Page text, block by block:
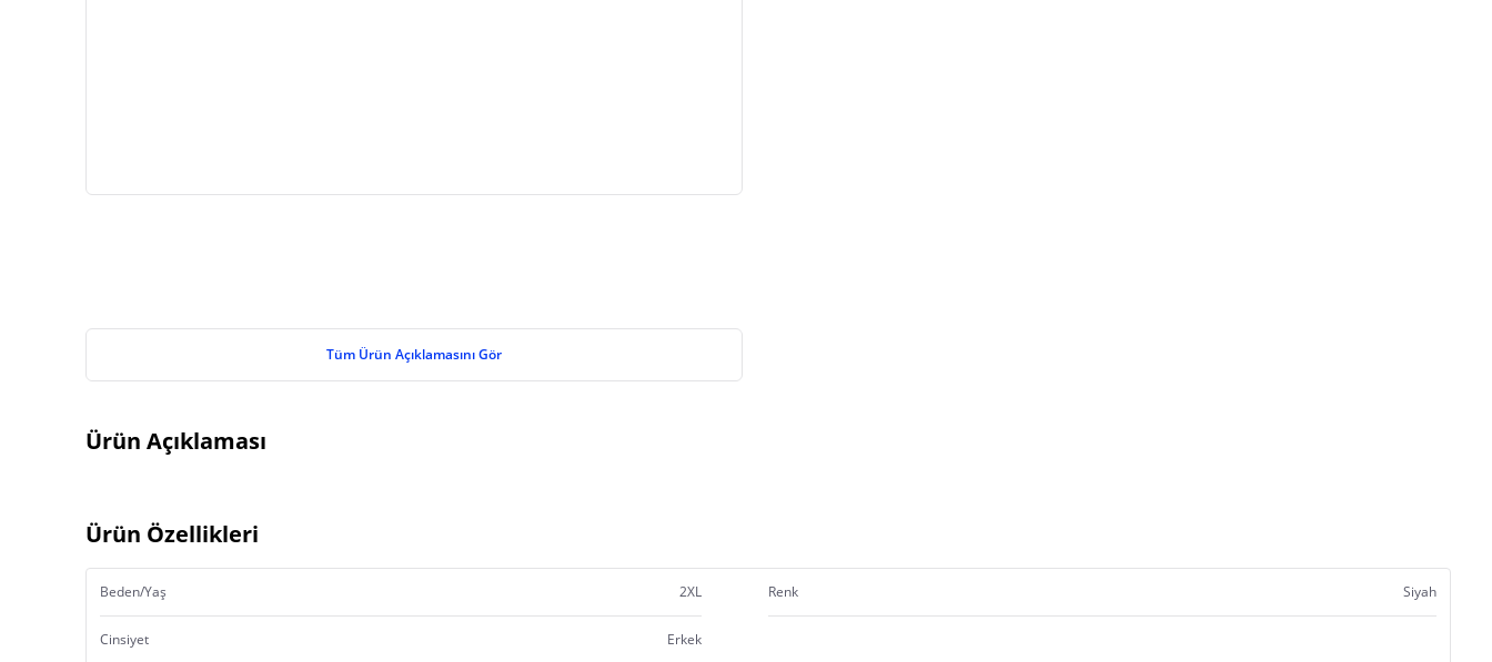
Tüm Ürün Açıklamasını Gör
Ürün Açıklaması
Ürün Özellikleri
Beden/Yaş 2XL Renk Siyah
Cinsiyet Erkek